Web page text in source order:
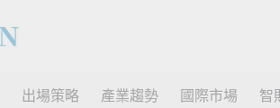
出場策略 產業趨勢 國際市場 智